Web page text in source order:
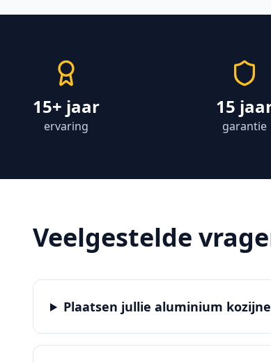
15+ jaar
ervaring
15
garantie
Veelgestelde
Plaatsen jullie aluminium